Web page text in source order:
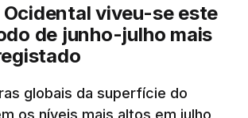
Ocidental viveu-se este
de junho-julho mais
globais da superfície do
os níveis mais altos em julho,